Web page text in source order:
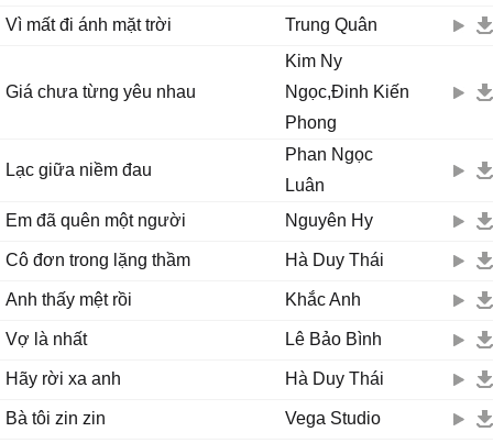
Vì mất đi ánh mặt trời Trung Quân
Giá chưa từng yêu nhau
Kim Ny
Ngọc,Đinh Kiến
Phong
Lạc giữa niềm đau
Phan Ngọc
Luân
Em đã quên một người
Nguyên Hy
Cô đơn trong lặng thầm Hà Duy Thái
Anh thấy mệt rồi Khắc Anh
Vợ là nhất Lê Bảo Bình
Hãy rời xa anh Hà Duy Thái
Bà tôi zin zin Vega Studio